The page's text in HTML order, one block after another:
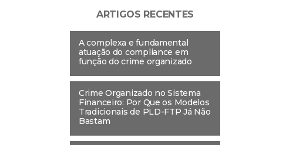
ARTIGOS RECENTES
A complexa e fundamental
atuação do compliance em
função do crime organizado
Crime Organizado no Sistema
Financeiro: Por Que os Modelos
Tradicionais de PLD-FTP Já Não
Bastam